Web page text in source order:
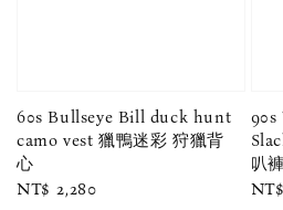
60s Bullseye Bill duck hunt
camo vest 獵鴨迷彩 狩獵背
心
Regular
NT$ 2,280
90s
叭